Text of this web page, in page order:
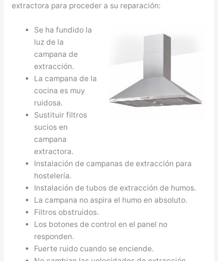
extractora para proceder a su reparación:
Se ha fundido la
luz de la
campana de
extracción.
La campana de la
cocina es muy
ruidosa.
Sustituir filtros
sucios en
campana
extractora.
Instalación de campanas de extracción para
hostelería.
Instalación de tubos de extracción de humos.
La campana no aspira el humo en absoluto.
Filtros obstruidos.
Los botones de control en el panel no
responden.
Fuerte ruido cuando se enciende.